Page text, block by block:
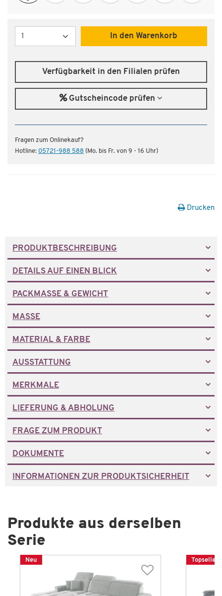
Menge
In den Warenkorb
Verfügbarkeit in den Filialen prüfen
Gutscheincode prüfen
Fragen zum Onlinekauf?
Hotline: 05721-988 588 (Mo. bis Fr. von 9 - 16 Uhr)
Drucken
PRODUKTBESCHREIBUNG
DETAILS AUF EINEN BLICK
PACKMASSE & GEWICHT
MASSE
MATERIAL & FARBE
AUSSTATTUNG
MERKMALE
LIEFERUNG & ABHOLUNG
FRAGE ZUM PRODUKT
DOKUMENTE
INFORMATIONEN ZUR PRODUKTSICHERHEIT
Produkte aus derselben
Serie
Neu Topseller